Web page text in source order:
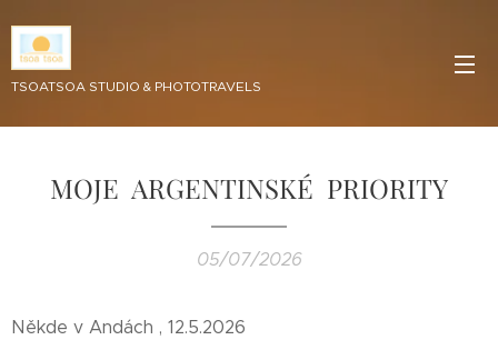
TSOATSOA STUDIO & PHOTOTRAVELS
MOJE ARGENTINSKÉ PRIORITY
05/07/2026
Někde v Andách , 12.5.2026